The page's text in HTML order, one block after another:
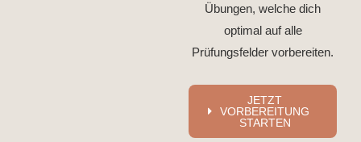
Übungen, welche dich
optimal auf alle
Prüfungsfelder vorbereiten.
JETZT
VORBEREITUNG
STARTEN